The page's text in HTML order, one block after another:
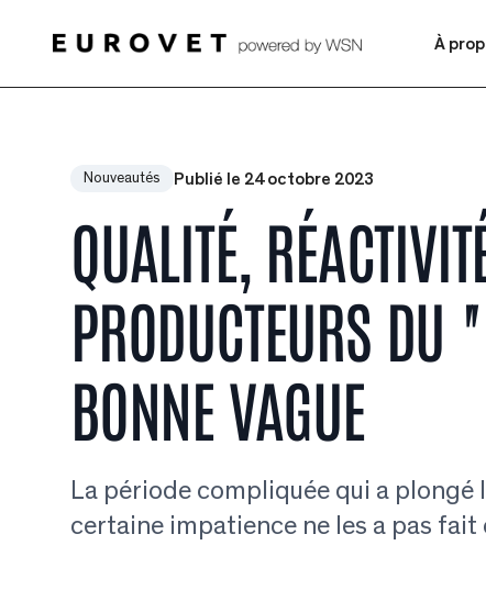
À
Nouveautés Publié le 24 octobre 2023
QUALITÉ,
PRODUCTEURS DU
BONNE VAGUE
La période compliquée qui a
certaine impatience ne les a pas fait